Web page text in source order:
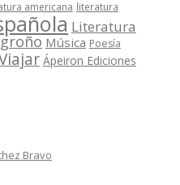
americana literatura
Literatura
Música Poesía
Ápeiron Ediciones
Bravo